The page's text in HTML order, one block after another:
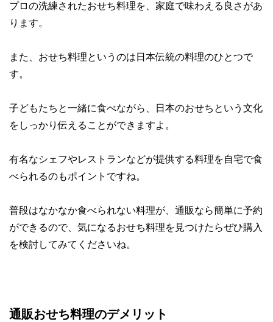
プロの洗練されたおせち料理を、家庭で味わえる良さがあ
ります。
また、おせち料理というのは 日本伝統の料理のひとつで
す。
子どもたちと一緒に食べながら、日本のおせちという文化
をしっかり伝えることができますよ。
有名なシェフやレストランなどが提供する料理を自宅で食
べられるのもポイントですね。
普段はなかなか食べられない料理が、通販なら簡単に予約
ができるので、気になるおせち料理を見つけたらぜひ購入
を検討してみてくださいね。
通販おせち料理のデメリット